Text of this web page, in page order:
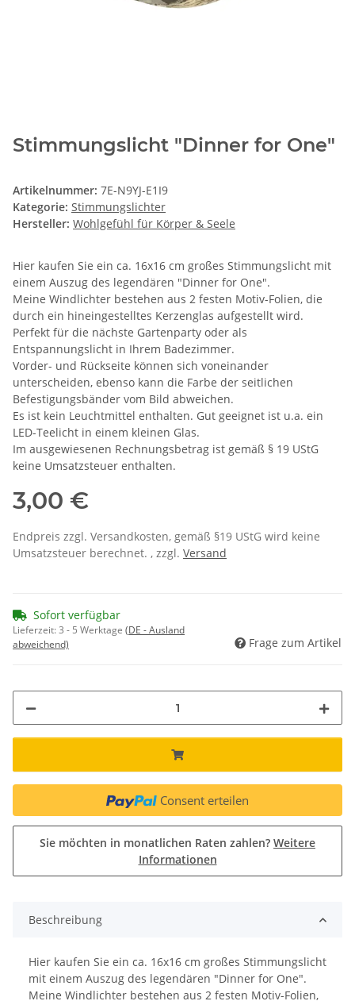
Stimmungslicht "Dinner for One"
Artikelnummer: 7E-N9YJ-E1I9
Kategorie: Stimmungslichter
Hersteller: Wohlgefühl für Körper & Seele
Hier kaufen Sie ein ca. 16x16 cm großes Stimmungslicht mit
einem Auszug des legendären "Dinner for One".
Meine Windlichter bestehen aus 2 festen Motiv-Folien, die
durch ein hineingestelltes Kerzenglas aufgestellt wird.
Perfekt für die nächste Gartenparty oder als
Entspannungslicht in Ihrem Badezimmer.
Vorder- und Rückseite können sich voneinander
unterscheiden, ebenso kann die Farbe der seitlichen
Befestigungsbänder vom Bild abweichen.
Es ist kein Leuchtmittel enthalten. Gut geeignet ist u.a. ein
LED-Teelicht in einem kleinen Glas.
Im ausgewiesenen Rechnungsbetrag ist gemäß § 19 UStG
keine Umsatzsteuer enthalten.
3,00 €
Endpreis zzgl. Versandkosten, gemäß §19 UStG wird keine
Umsatzsteuer berechnet. , zzgl. Versand
Sofort verfügbar
Lieferzeit:3 - 5 Werktage (DE - Ausland
abweichend)
Frage zum Artikel
Consent erteilen
Sie möchten in monatlichen Raten zahlen? Weitere
Informationen
Beschreibung
Hier kaufen Sie ein ca. 16x16 cm großes Stimmungslicht
mit einem Auszug des legendären "Dinner for One".
Meine Windlichter bestehen aus 2 festen Motiv-Folien,